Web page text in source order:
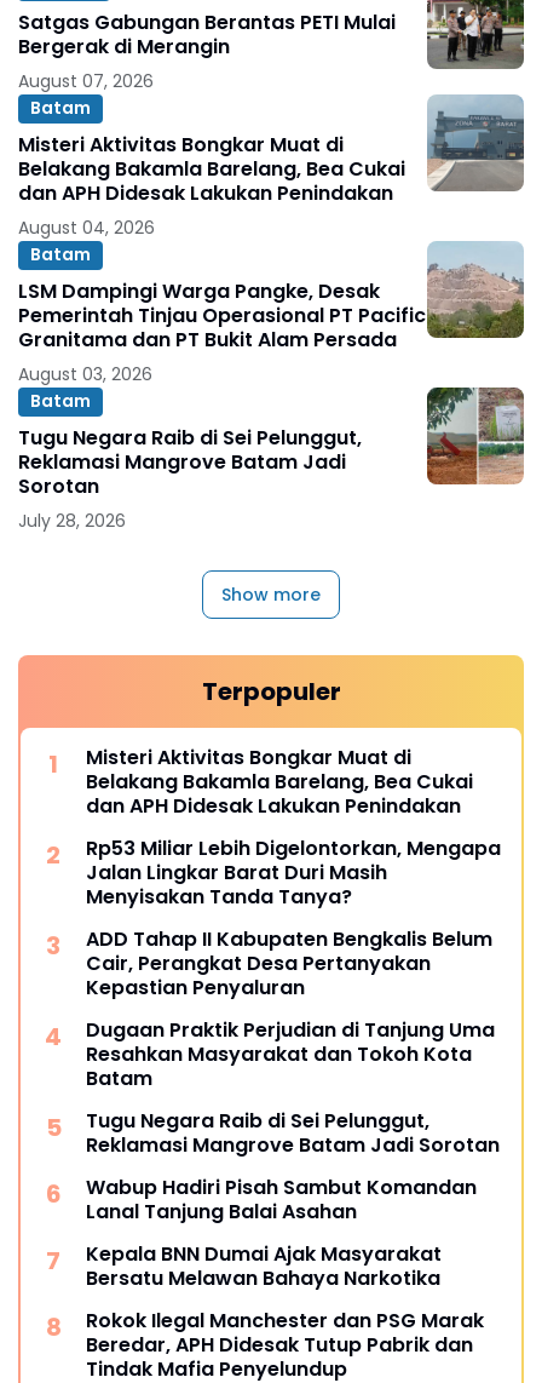
Satgas Gabungan Berantas PETI Mulai
Bergerak di Merangin
August 07, 2026
Batam
Misteri Aktivitas Bongkar Muat di
Belakang Bakamla Barelang, Bea Cukai
dan APH Didesak Lakukan Penindakan
August 04, 2026
Batam
LSM Dampingi Warga Pangke, Desak
Pemerintah Tinjau Operasional PT Pacific
Granitama dan PT Bukit Alam Persada
August 03, 2026
Batam
Tugu Negara Raib di Sei Pelunggut,
Reklamasi Mangrove Batam Jadi
Sorotan
July 28, 2026
Show more
Terpopuler
Misteri Aktivitas Bongkar Muat di
Belakang Bakamla Barelang, Bea Cukai
dan APH Didesak Lakukan Penindakan
Rp53 Miliar Lebih Digelontorkan, Mengapa
Jalan Lingkar Barat Duri Masih
Menyisakan Tanda Tanya?
ADD Tahap II Kabupaten Bengkalis Belum
Cair, Perangkat Desa Pertanyakan
Kepastian Penyaluran
Dugaan Praktik Perjudian di Tanjung Uma
Resahkan Masyarakat dan Tokoh Kota
Batam
Tugu Negara Raib di Sei Pelunggut,
Reklamasi Mangrove Batam Jadi Sorotan
Wabup Hadiri Pisah Sambut Komandan
Lanal Tanjung Balai Asahan
Kepala BNN Dumai Ajak Masyarakat
Bersatu Melawan Bahaya Narkotika
Rokok Ilegal Manchester dan PSG Marak
Beredar, APH Didesak Tutup Pabrik dan
Tindak Mafia Penyelundup